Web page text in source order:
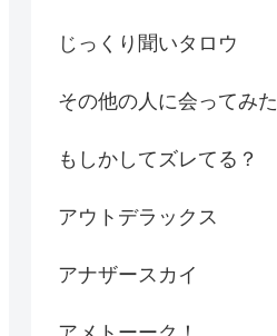
じっくり聞いタロウ
その他の人に会ってみた
もしかしてズレてる？
アウトデラックス
アナザースカイ